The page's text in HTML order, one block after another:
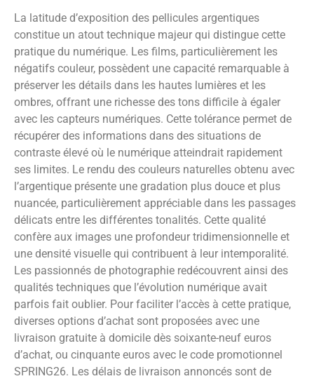
La latitude d’exposition des pellicules argentiques
constitue un atout technique majeur qui distingue cette
pratique du numérique. Les films, particulièrement les
négatifs couleur, possèdent une capacité remarquable à
préserver les détails dans les hautes lumières et les
ombres, offrant une richesse des tons difficile à égaler
avec les capteurs numériques. Cette tolérance permet de
récupérer des informations dans des situations de
contraste élevé où le numérique atteindrait rapidement
ses limites. Le rendu des couleurs naturelles obtenu avec
l’argentique présente une gradation plus douce et plus
nuancée, particulièrement appréciable dans les passages
délicats entre les différentes tonalités. Cette qualité
confère aux images une profondeur tridimensionnelle et
une densité visuelle qui contribuent à leur intemporalité.
Les passionnés de photographie redécouvrent ainsi des
qualités techniques que l’évolution numérique avait
parfois fait oublier. Pour faciliter l’accès à cette pratique,
diverses options d’achat sont proposées avec une
livraison gratuite à domicile dès soixante-neuf euros
d’achat, ou cinquante euros avec le code promotionnel
SPRING26. Les délais de livraison annoncés sont de